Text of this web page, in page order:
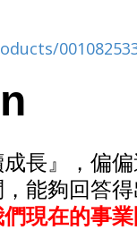
長』，偏
能夠回答
現在的事業